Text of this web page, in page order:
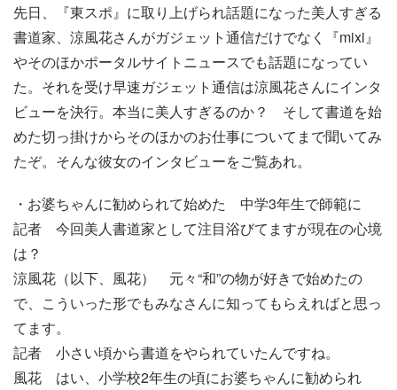
先日、『東スポ』に取り上げられ話題になった美人すぎる
書道家、涼風花さんがガジェット通信だけでなく『mixi』
やそのほかポータルサイトニュースでも話題になってい
た。それを受け早速ガジェット通信は涼風花さんにインタ
ビューを決行。本当に美人すぎるのか？ そして書道を始
めた切っ掛けからそのほかのお仕事についてまで聞いてみ
たぞ。そんな彼女のインタビューをご覧あれ。
・お婆ちゃんに勧められて始めた 中学3年生で師範に
記者 今回美人書道家として注目浴びてますが現在の心境
は？
涼風花（以下、風花） 元々“和”の物が好きで始めたの
で、こういった形でもみなさんに知ってもらえればと思っ
てます。
記者 小さい頃から書道をやられていたんですね。
風花 はい、小学校2年生の頃にお婆ちゃんに勧められ